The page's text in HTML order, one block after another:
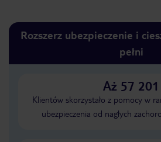
Rozszerz ubezpieczenie i
pełni
Aż 57 201
Klientów skorzystało z pomocy w
ubezpieczenia od nagłych